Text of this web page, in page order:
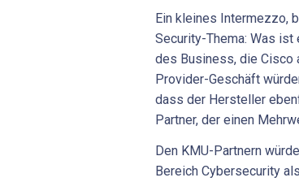
Ein kleines Intermezzo,
Security-Thema: Was
des Business, die Cisco
Provider-Geschäft
dass der Hersteller
Partner, der einen
Den KMU-Partnern
Bereich Cybersecurity